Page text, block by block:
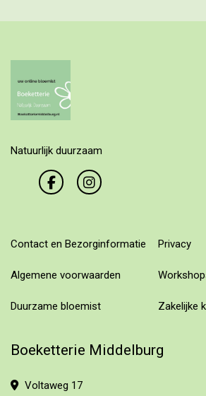
Natuurlijk duurzaam
Contact en Bezorginformatie Privacy
Algemene voorwaarden
Duurzame bloemist Zakelijke
Boeketterie Middelburg
Voltaweg 17